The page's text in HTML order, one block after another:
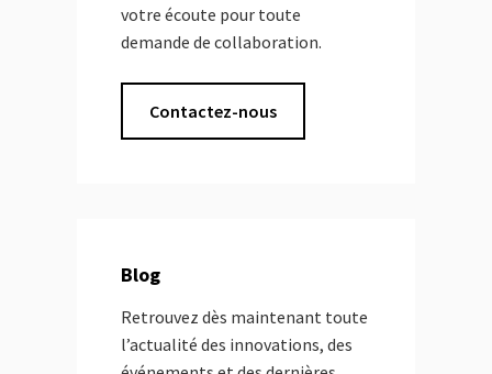
votre écoute pour toute
demande de collaboration.
Contactez-nous
Blog
Retrouvez dès maintenant toute
l’actualité des innovations, des